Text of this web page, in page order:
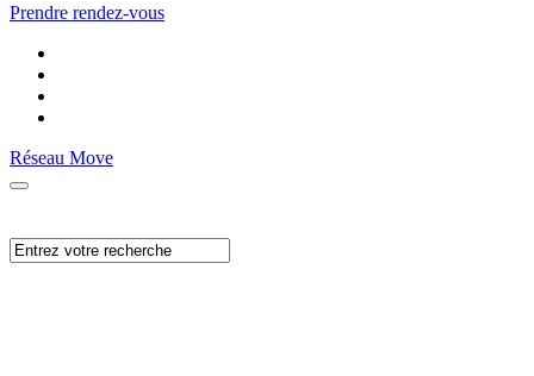
Prendre rendez-vous
Réseau Move